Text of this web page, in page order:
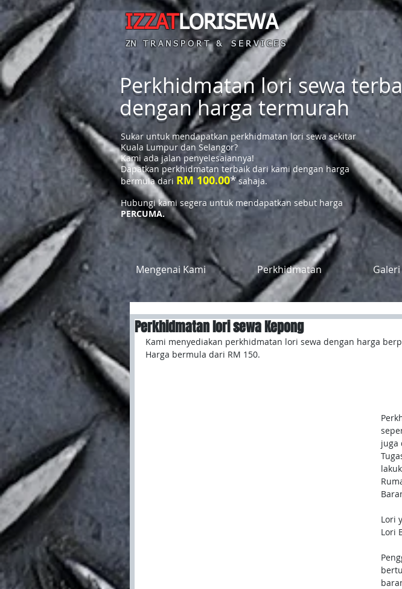
IZZATLORISEWA
ZN T R A N S P O R T & S E R V I C E S
Perkhidmatan lori sewa
dengan harga termurah
Sukar untuk mendapatkan perkhidmatan lori sewa sekitar
Kuala Lumpur dan Selangor?
Kami ada jalan penyelesaiannya!
Dapatkan perkhidmatan terbaik dari kami dengan harga
bermula dari RM 100.00*sahaja.
Hubungi kami segera untuk mendapatkan sebut harga
PERCUMA.
Mengenai Kami Perkhidmatan Galeri
Perkhidmatan lori sewa Kepong
Kami menyediakan perkhidmatan lori sewa dengan harga
Harga bermula dari RM 150.
juga
Lori
Lori